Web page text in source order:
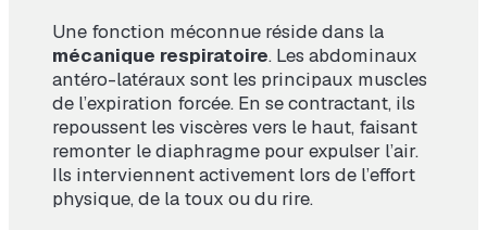
Une fonction méconnue réside dans la
mécanique respiratoire. Les abdominaux
antéro-latéraux sont les principaux muscles
de l’expiration forcée. En se contractant, ils
repoussent les viscères vers le haut, faisant
remonter le diaphragme pour expulser l’air.
Ils interviennent activement lors de l’effort
physique, de la toux ou du rire.